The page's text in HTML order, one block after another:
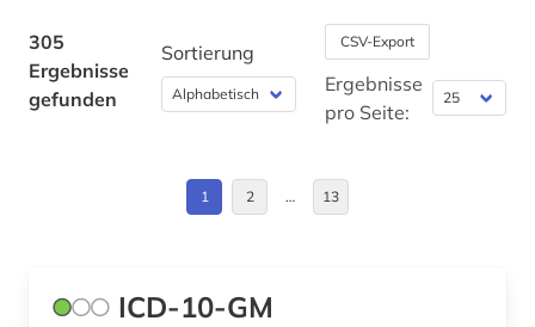
coaching (1)
305
Ergebnisse
gefunden
Sortierung CSV-Export
Ergebnisse
pro Seite:
1 2 … 13
ICD-10-GM